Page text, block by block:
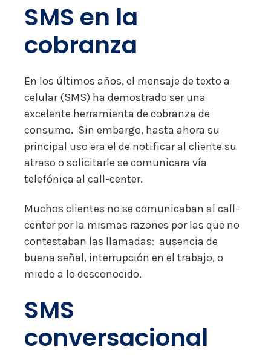
SMS en la
cobranza
En los últimos años, el mensaje de texto a
celular (SMS) ha demostrado ser una
excelente herramienta de cobranza de
consumo. Sin embargo, hasta ahora su
principal uso era el de notificar al cliente su
atraso o solicitarle se comunicara vía
telefónica al call-center.
Muchos clientes no se comunicaban al call-
center por la mismas razones por las que no
contestaban las llamadas: ausencia de
buena señal, interrupción en el trabajo, o
miedo a lo desconocido.
SMS
conversacional